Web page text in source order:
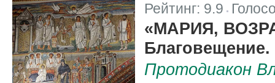
Рейтинг: 9.9
«МАРИЯ,
Протодиакон